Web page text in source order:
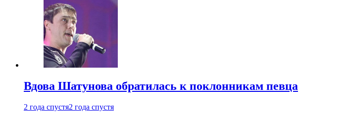
Вдова Шатунова обратилась к поклонникам певца
2 года спустя2 года спустя